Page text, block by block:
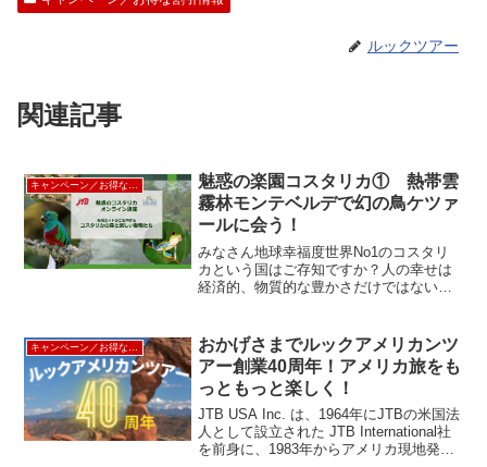
ルックツアー
関連記事
魅惑の楽園コスタリカ① 熱帯雲
霧林モンテベルデで幻の鳥ケツァ
ールに会う！
みなさん地球幸福度世界No1のコスタリ
カという国はご存知ですか？人の幸せは
経済的、物質的な豊かさだけではない。
という満足度がコスタリカは世界一高い
国なのです。特にこの...
おかげさまでルックアメリカンツ
アー創業40周年！アメリカ旅をも
っともっと楽しく！
JTB USA Inc. は、1964年にJTBの米国法
人として設立された JTB International社
を前身に、1983年からアメリカ現地発着